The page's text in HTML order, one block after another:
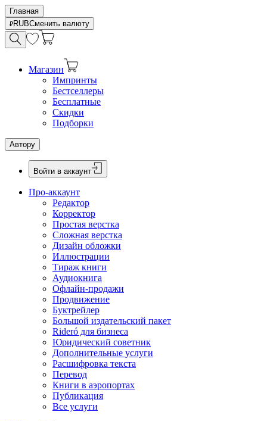
Главная
RUBСменить валюту
Магазин
Импринты
Бестселлеры
Бесплатные
Скидки
Подборки
Автору
Войти в аккаунт
Про-аккаунт
Редактор
Корректор
Простая верстка
Сложная верстка
Дизайн обложки
Иллюстрации
Тираж книги
Аудиокнига
Офлайн-продажи
Продвижение
Буктрейлер
Большой издательский пакет
Rideró для бизнеса
Юридический советник
Дополнительные услуги
Расшифровка текста
Перевод
Книги в аэропортах
Публикация
Все услуги